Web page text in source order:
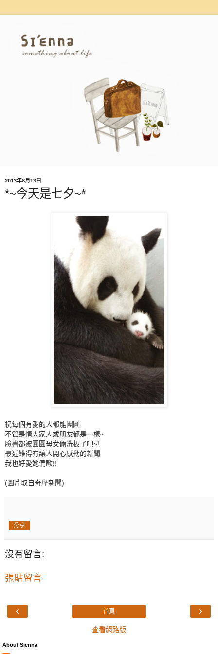
2013年8月13日
*~今天是七夕~*
祝每個有愛的人都能團圓
不管是情人家人或朋友都是一樣~
臉書都被圓圓母女倆洗板了吧~!
最近難得有讓人開心感動的新聞
我也好愛她們歐!!
(圖片取自奇摩新聞)
分享
沒有留言:
張貼留言
‹ ›
首頁
查看網路版
About Sienna